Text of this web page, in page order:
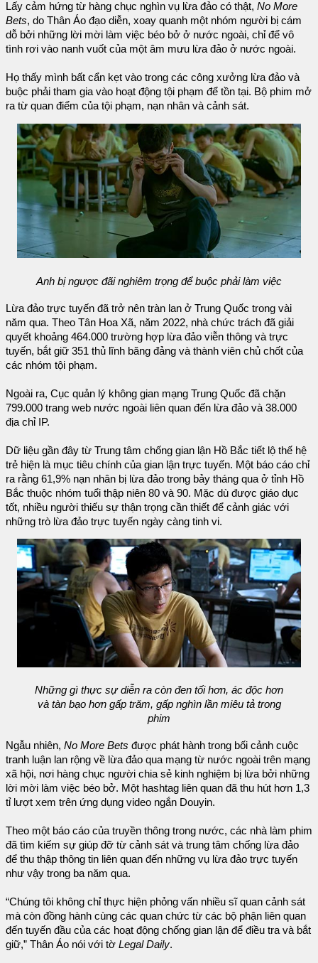
Lấy cảm hứng từ hàng chục nghìn vụ lừa đảo có thật, No More
Bets, do Thân Áo đạo diễn, xoay quanh một nhóm người bị cám
dỗ bởi những lời mời làm việc béo bở ở nước ngoài, chỉ để vô
tình rơi vào nanh vuốt của một âm mưu lừa đảo ở nước ngoài.
Họ thấy mình bất cẩn kẹt vào trong các công xưởng lừa đảo và
buộc phải tham gia vào hoạt động tội phạm để tồn tại. Bộ phim mở
ra từ quan điểm của tội phạm, nạn nhân và cảnh sát.
Anh bị ngược đãi nghiêm trọng để buộc phải làm việc
Lừa đảo trực tuyến đã trở nên tràn lan ở Trung Quốc trong vài
năm qua. Theo Tân Hoa Xã, năm 2022, nhà chức trách đã giải
quyết khoảng 464.000 trường hợp lừa đảo viễn thông và trực
tuyến, bắt giữ 351 thủ lĩnh băng đảng và thành viên chủ chốt của
các nhóm tội phạm.
Ngoài ra, Cục quản lý không gian mạng Trung Quốc đã chặn
799.000 trang web nước ngoài liên quan đến lừa đảo và 38.000
địa chỉ IP.
Dữ liệu gần đây từ Trung tâm chống gian lận Hồ Bắc tiết lộ thế hệ
trẻ hiện là mục tiêu chính của gian lận trực tuyến. Một báo cáo chỉ
ra rằng 61,9% nạn nhân bị lừa đảo trong bảy tháng qua ở tỉnh Hồ
Bắc thuộc nhóm tuổi thập niên 80 và 90. Mặc dù được giáo dục
tốt, nhiều người thiếu sự thận trọng cần thiết để cảnh giác với
những trò lừa đảo trực tuyến ngày càng tinh vi.
Những gì thực sự diễn ra còn đen tối hơn, ác độc hơn
và tàn bạo hơn gấp trăm, gấp nghìn lần miêu tả trong
phim
Ngẫu nhiên, No More Bets được phát hành trong bối cảnh cuộc
tranh luận lan rộng về lừa đảo qua mạng từ nước ngoài trên mạng
xã hội, nơi hàng chục người chia sẻ kinh nghiệm bị lừa bởi những
lời mời làm việc béo bở. Một hashtag liên quan đã thu hút hơn 1,3
tỉ lượt xem trên ứng dụng video ngắn Douyin.
Theo một báo cáo của truyền thông trong nước, các nhà làm phim
đã tìm kiếm sự giúp đỡ từ cảnh sát và trung tâm chống lừa đảo
để thu thập thông tin liên quan đến những vụ lừa đảo trực tuyến
như vậy trong ba năm qua.
“Chúng tôi không chỉ thực hiện phỏng vấn nhiều sĩ quan cảnh sát
mà còn đồng hành cùng các quan chức từ các bộ phận liên quan
đến tuyến đầu của các hoạt động chống gian lận để điều tra và bắt
giữ,” Thân Áo nói với tờ Legal Daily.